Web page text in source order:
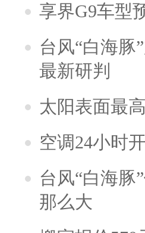
享界G9车型
台风“白海豚
最新研判
太阳表面最
空调24小时
台风“白海豚
那么大